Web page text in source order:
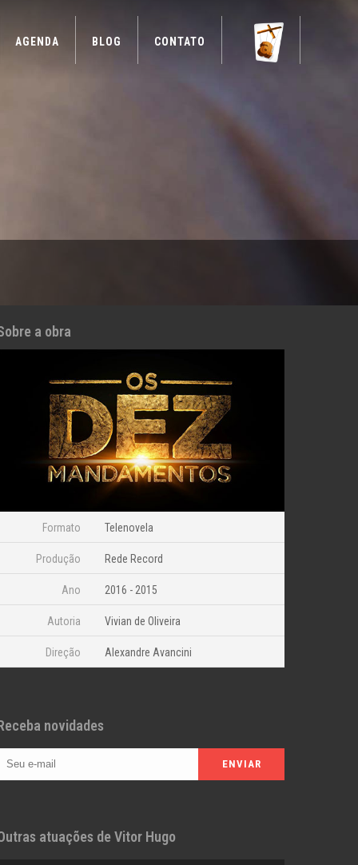
AGENDA BLOG CONTATO
a obra
Formato Telenovela
Produção Rede Record
Ano 2016 - 2015
Autoria Vivian de Oliveira
Direção Alexandre Avancini
novidades
atuações de Vitor Hugo